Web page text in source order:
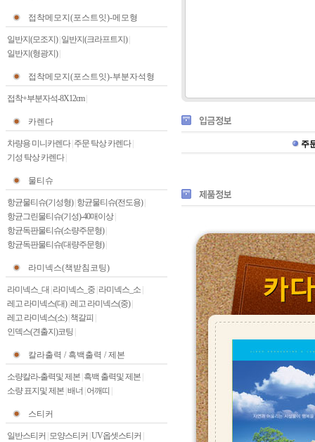
접착메모지(포스트잇)-메모형
일반지(모조지)| 일반지(크라프트지)|
일반지(형광지)|
접착메모지(포스트잇)-부분자석형
접착+부분자석-8X12cm|
카렌다
차량용 미니카렌다| 주문 탁상 카렌다|
기성 탁상 카렌다|
물티슈
항균물티슈(기성형)| 항균물티슈(전도용)|
항균그린물티슈(기성)-40매이상|
항균독판물티슈(소량주문형)|
항균독판물티슈(대량주문형)|
라미넥스(책받침코팅)
라미넥스_대 라미넥스_중 라미넥스_소
레고 라미넥스(대)| 레고 라미넥스(중)|
레고 라미넥스(소)| 책갈피
인덱스(견출지)코팅
칼라출력 / 흑백출력 / 제본
소량칼라-출력및 제본 흑백 출력및 제본
소량 표지및 제본 배너 어깨띠
스티커
일반스티커 모양스티커 UV옵셋스티커
주